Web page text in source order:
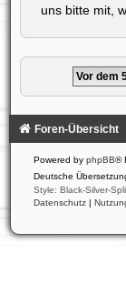
uns bitte mit,
Foren-Übersicht
Powered by phpBB®
Deutsche
Style: Black-Silver-
Datenschutz |